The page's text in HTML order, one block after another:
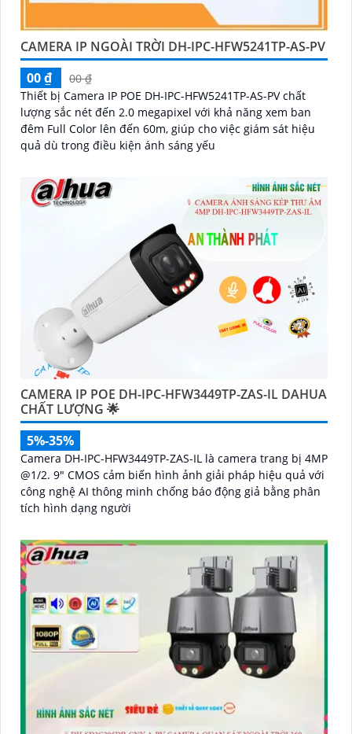
CAMERA IP NGOÀI TRỜI DH-IPC-HFW5241TP-AS-PV
00 ₫
00 ₫
Thiết bị Camera IP POE DH-IPC-HFW5241TP-AS-PV chất
lượng sắc nét đến 2.0 megapixel với khả năng xem ban
đêm Full Color lên đến 60m, giúp cho việc giám sát hiệu
quả dù trong điều kiện ánh sáng yếu
CAMERA IP POE DH-IPC-HFW3449TP-ZAS-IL DAHUA
CHẤT LƯỢNG 🌟
5%-35%
Camera DH-IPC-HFW3449TP-ZAS-IL là camera trang bị 4MP
@1/2. 9" CMOS cảm biến hình ảnh giải pháp hiệu quả với
công nghệ AI thông minh chống báo động giả bằng phân
tích hình dạng người